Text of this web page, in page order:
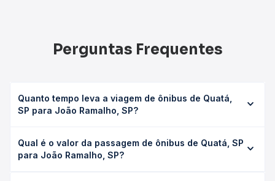
Perguntas Frequentes
Quanto tempo leva a viagem de ônibus de Quatá,
SP para João Ramalho, SP?
leva em média 0 horas, podendo variar conforme a
viação, o tipo de serviço (convencional, executivo ou
Qual é o valor da passagem de ônibus de Quatá, SP
para João Ramalho, SP?